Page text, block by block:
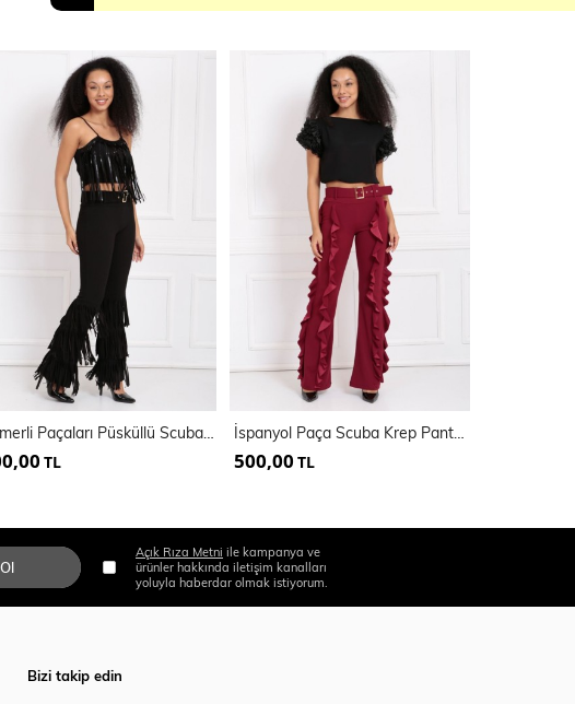
Kemerli Paçaları Püsküllü Scuba Krep Pantolon | Pnt33396
TL
İspanyol Paça Scuba Krep Pantolon | Pnt33410
500,00 TL
Açık Rıza Metni ile kampanya ve
ürünler hakkında iletişim kanalları
yoluyla haberdar olmak istiyorum.
Bizi takip edin